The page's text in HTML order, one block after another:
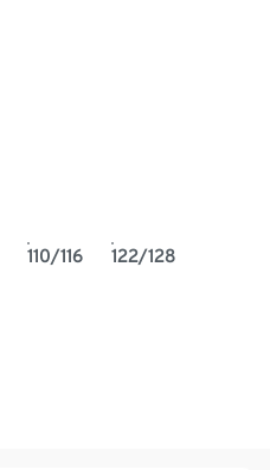
110/116 122/128